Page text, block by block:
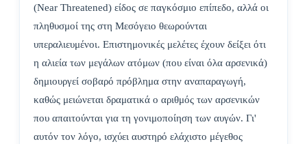
(Near Threatened) είδος σε παγκόσμιο επίπεδο, αλλά οι
πληθυσμοί της στη Μεσόγειο θεωρούνται
υπεραλιευμένοι. Επιστημονικές μελέτες έχουν δείξει ότι
η αλιεία των μεγάλων ατόμων (που είναι όλα αρσενικά)
δημιουργεί σοβαρό πρόβλημα στην αναπαραγωγή,
καθώς μειώνεται δραματικά ο αριθμός των αρσενικών
που απαιτούνται για τη γονιμοποίηση των αυγών. Γι'
αυτόν τον λόγο, ισχύει αυστηρό ελάχιστο μέγεθος